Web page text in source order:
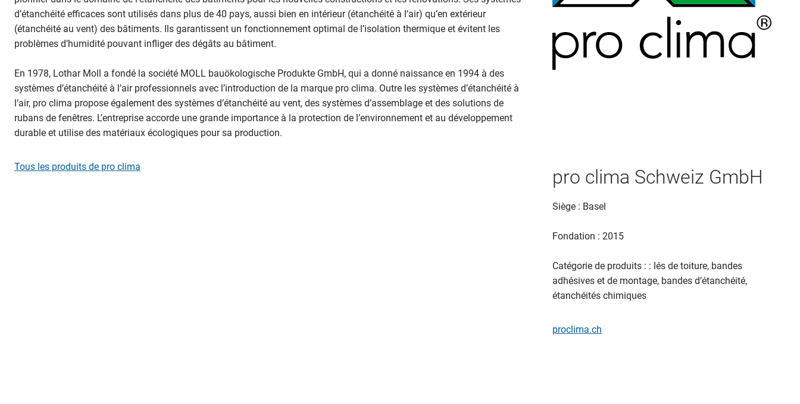
d’étanchéité efficaces sont utilisés dans plus de 40 pays, aussi bien en intérieur (étanchéité à l’air) qu’en extérieur
(étanchéité au vent) des bâtiments. Ils garantissent un fonctionnement optimal de l’isolation thermique et évitent les
problèmes d’humidité pouvant infliger des dégâts au bâtiment.
En 1978, Lothar Moll a fondé la société MOLL bauökologische Produkte GmbH, qui a donné naissance en 1994 à des
systèmes d’étanchéité à l’air professionnels avec l’introduction de la marque pro clima. Outre les systèmes d’étanchéité à
l’air, pro clima propose également des systèmes d’étanchéité au vent, des systèmes d’assemblage et des solutions de
rubans de fenêtres. L’entreprise accorde une grande importance à la protection de l’environnement et au développement
durable et utilise des matériaux écologiques pour sa production.
Tous les produits de pro clima pro clima Schweiz GmbH
Siège : Basel
Fondation : 2015
Catégorie de produits : : lés de toiture, bandes
adhésives et de montage, bandes d’étanchéité,
étanchéités chimiques
proclima.ch